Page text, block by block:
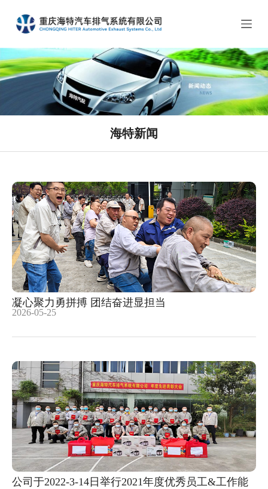
过
容
海特新闻
凝心聚力勇拼搏 团结奋进显担当
2026-05-25
公司于2022-3-14日举行2021年度优秀员工&工作能